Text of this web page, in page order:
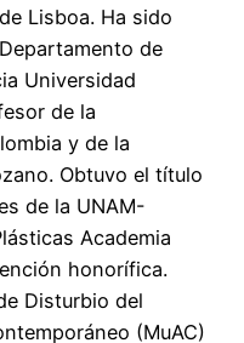
Lisboa. Ha sido
de
Universidad
de la
y de la
Obtuvo el título
de la UNAM-
Academia
honorífica.
Disturbio del
(MuAC)